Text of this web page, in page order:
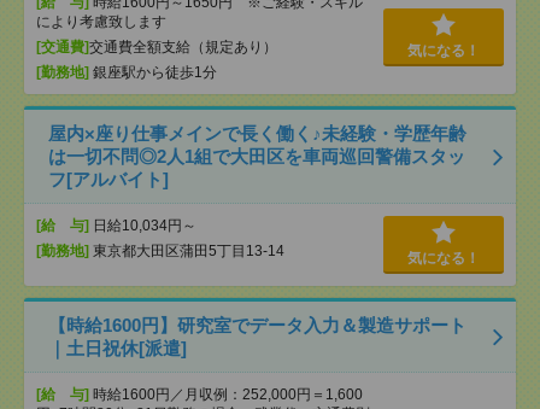
により考慮致します
[交通費]交通費全額支給（規定あり）
[勤務地] 銀座駅から徒歩1分
気になる！
屋内×座り仕事メインで長く働く♪未経験・学歴年齢
は一切不問◎2人1組で大田区を車両巡回警備スタッ
フ[アルバイト]
[給 与] 日給10,034円～
[勤務地] 東京都大田区蒲田5丁目13-14 気になる！
【時給1600円】研究室でデータ入力＆製造サポート
｜土日祝休[派遣]
[給 与] 時給1600円／月収例：252,000円＝1,600